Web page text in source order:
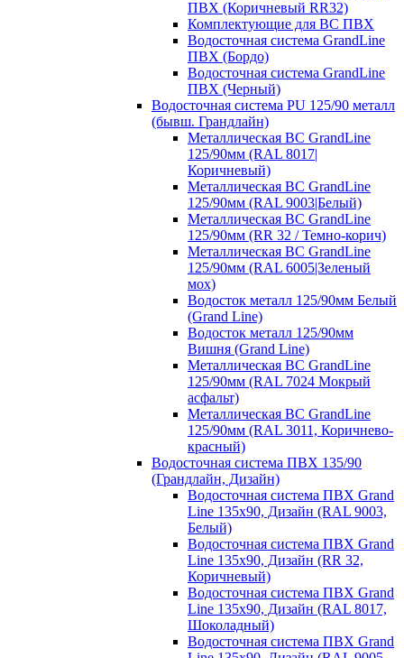
ПВХ (Коричневый RR32)
Комплектующие для ВС ПВХ
Водосточная система GrandLine
ПВХ (Бордо)
Водосточная система GrandLine
ПВХ (Черный)
Водосточная система PU 125/90 металл
(бывш. Грандлайн)
Металлическая ВС GrandLine
125/90мм (RAL 8017|
Коричневый)
Металлическая ВС GrandLine
125/90мм (RAL 9003|Белый)
Металлическая ВС GrandLine
125/90мм (RR 32 / Темно-корич)
Металлическая ВС GrandLine
125/90мм (RAL 6005|Зеленый
мох)
Водосток металл 125/90мм Белый
(Grand Line)
Водосток металл 125/90мм
Вишня (Grand Line)
Металлическая ВС GrandLine
125/90мм (RAL 7024 Мокрый
асфальт)
Металлическая ВС GrandLine
125/90мм (RAL 3011, Коричнево-
красный)
Водосточная система ПВХ 135/90
(Грандлайн, Дизайн)
Водосточная система ПВХ Grand
Line 135х90, Дизайн (RAL 9003,
Белый)
Водосточная система ПВХ Grand
Line 135х90, Дизайн (RR 32,
Коричневый)
Водосточная система ПВХ Grand
Line 135х90, Дизайн (RAL 8017,
Шоколадный)
Водосточная система ПВХ Grand